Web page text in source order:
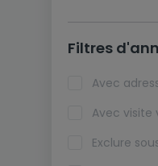
Ascenseur
Animaux
Biens de
Filtres
Avec
Avec
Exclure